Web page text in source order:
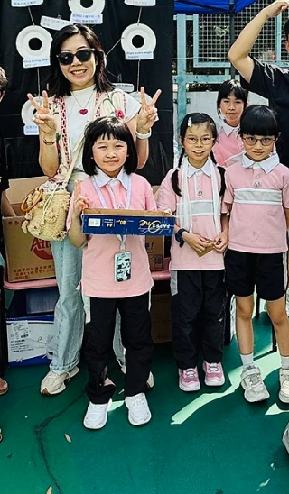
發，到動手製作 prototype，他們運用 設計
維 + AI 力量，一步步實踐社會創新。現在，
他們準備好向您們展示了！ 📅 今個星期六
5月23日 ⏰ 下午 2:00 – 5:00 📍 啓思小學
（九龍塘牛津道2號A） 🎟️ 免費入場｜歡迎
何人士參加 期待見到您們！💪🌟 #CPS
#creativeprimaryschool #活學啓思
#ibworldschool #ieschool